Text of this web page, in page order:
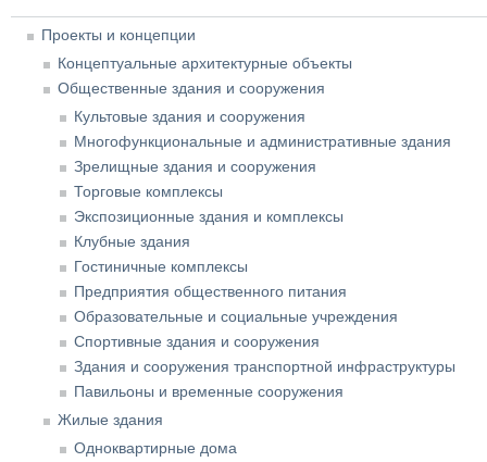
Проекты и концепции
Концептуальные архитектурные объекты
Общественные здания и сооружения
Культовые здания и сооружения
Многофункциональные и административные здания
Зрелищные здания и сооружения
Торговые комплексы
Экспозиционные здания и комплексы
Клубные здания
Гостиничные комплексы
Предприятия общественного питания
Образовательные и социальные учреждения
Спортивные здания и сооружения
Здания и сооружения транспортной инфраструктуры
Павильоны и временные сооружения
Жилые здания
Одноквартирные дома